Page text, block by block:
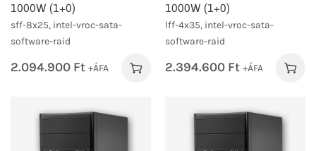
1000W (1+0)
sff-8x25, intel-vroc-sata-
software-raid
2.094.900 Ft +ÁFA
1000W (1+0)
lff-4x35, intel-vroc-sata-
software-raid
2.394.600 Ft +ÁFA